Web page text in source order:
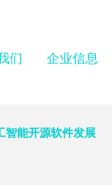
们 企业信息
智能开源软件发展